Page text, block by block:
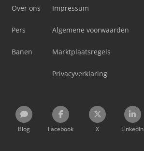
Over ons
Pers
Banen
Impressum
Algemene voorwaarden
Marktplaatsregels
Privacyverklaring
Blog Facebook X LinkedIn